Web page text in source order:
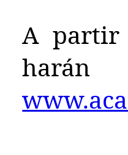
A partir